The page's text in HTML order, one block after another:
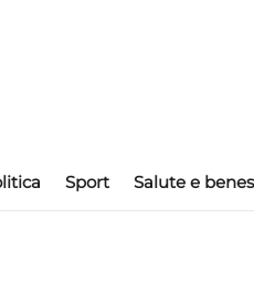
Sport Salute e